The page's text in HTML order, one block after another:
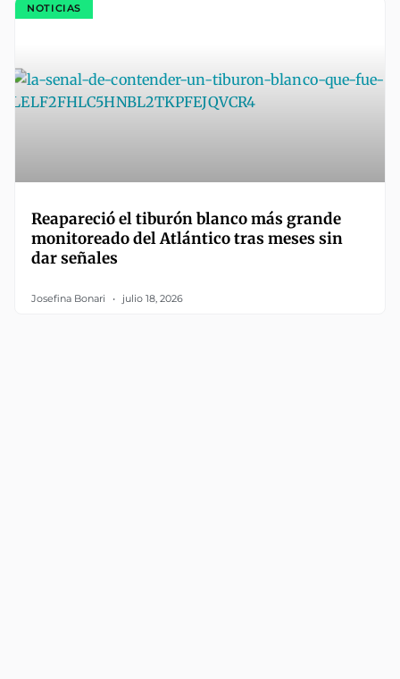
NOTICIAS
Reapareció el tiburón blanco más grande
monitoreado del Atlántico tras meses sin
dar señales
Josefina Bonari julio 18, 2026